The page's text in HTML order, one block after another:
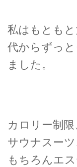
私はもとも
代からずっ
ました。
カロリー制
サウナスー
もちろんエ